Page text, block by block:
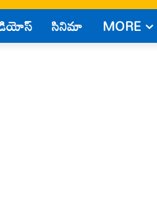
సినిమా MORE